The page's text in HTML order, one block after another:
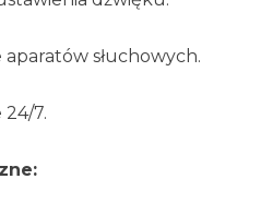
aparatów słuchowych.
7.